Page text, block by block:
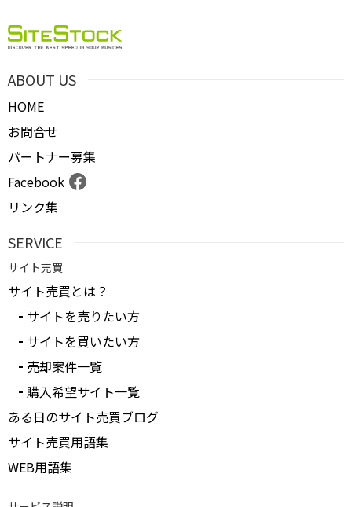
ABOUT US
HOME
お問合せ
パートナー募集
Facebook
リンク集
SERVICE
サイト売買
サイト売買とは？
サイトを売りたい方
サイトを買いたい方
売却案件一覧
購入希望サイト一覧
ある日のサイト売買ブログ
サイト売買用語集
WEB用語集